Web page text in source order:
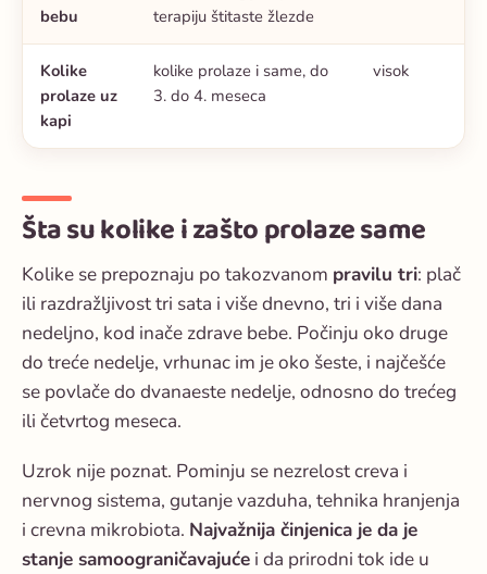
bebu
terapiju štitaste žlezde
Kolike
prolaze uz
kapi
kolike prolaze i same, do
3. do 4. meseca
visok
Šta su kolike i zašto prolaze same
Kolike se prepoznaju po takozvanom pravilu tri: plač
ili razdražljivost tri sata i više dnevno, tri i više dana
nedeljno, kod inače zdrave bebe. Počinju oko druge
do treće nedelje, vrhunac im je oko šeste, i najčešće
se povlače do dvanaeste nedelje, odnosno do trećeg
ili četvrtog meseca.
Uzrok nije poznat. Pominju se nezrelost creva i
nervnog sistema, gutanje vazduha, tehnika hranjenja
i crevna mikrobiota. Najvažnija činjenica je da je
stanje samoograničavajuće i da prirodni tok ide u